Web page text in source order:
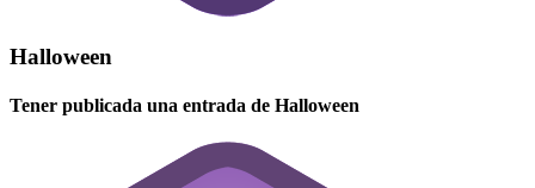
Halloween
Tener publicada una entrada de Halloween